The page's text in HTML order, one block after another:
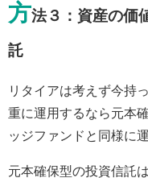
方法３：資産の価
託
リタイアは考えず今持
重に運用するなら元本
ッジファンドと同様に
元本確保型の投資信託